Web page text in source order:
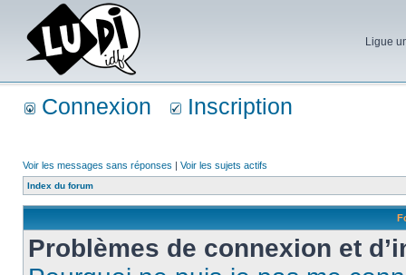
Ligue
Connexion Inscription
Voir les messages sans réponses | Voir les sujets actifs
Index du forum
Problèmes de connexion et